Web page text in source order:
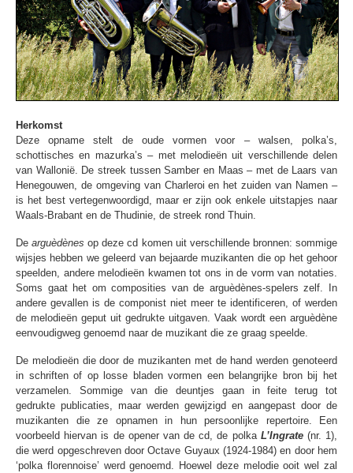
Herkomst
Deze opname stelt de oude vormen voor – walsen, polka’s,
schottisches en mazurka’s – met melodieën uit verschillende delen
van Wallonië. De streek tussen Samber en Maas – met de Laars van
Henegouwen, de omgeving van Charleroi en het zuiden van Namen –
is het best vertegenwoordigd, maar er zijn ook enkele uitstapjes naar
Waals-Brabant en de Thudinie, de streek rond Thuin.
Dearguèdènes op deze cd komen uit verschillende bronnen: sommige
wijsjes hebben we geleerd van bejaarde muzikanten die op het gehoor
speelden, andere melodieën kwamen tot ons in de vorm van notaties.
Soms gaat het om composities van de arguèdènes-spelers zelf. In
andere gevallen is de componist niet meer te identificeren, of werden
de melodieën geput uit gedrukte uitgaven. Vaak wordt een arguèdène
eenvoudigweg genoemd naar de muzikant die ze graag speelde.
De melodieën die door de muzikanten met de hand werden genoteerd
in schriften of op losse bladen vormen een belangrijke bron bij het
verzamelen. Sommige van die deuntjes gaan in feite terug tot
gedrukte publicaties, maar werden gewijzigd en aangepast door de
muzikanten die ze opnamen in hun persoonlijke repertoire. Een
voorbeeld hiervan is de opener van de cd, de polka L’Ingrate(nr. 1),
die werd opgeschreven door Octave Guyaux (1924-1984) en door hem
‘polka florennoise’ werd genoemd. Hoewel deze melodie ooit wel zal